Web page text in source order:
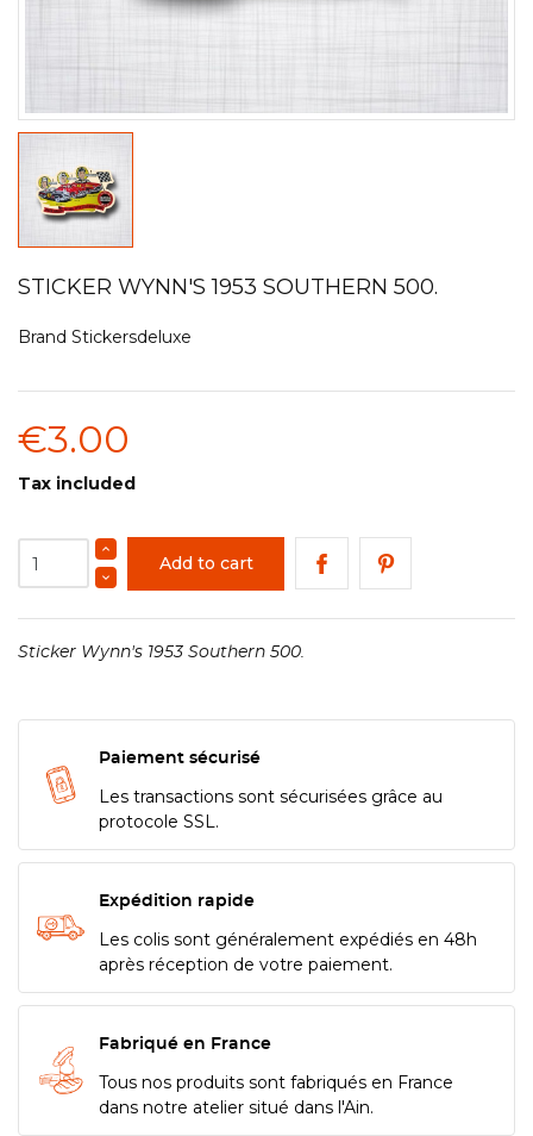
STICKER WYNN'S 1953 SOUTHERN 500.
Brand Stickersdeluxe
€3.00
Tax included
Add to cart
Sticker Wynn's 1953 Southern 500.
Paiement sécurisé
Les transactions sont sécurisées grâce au
protocole SSL.
Expédition rapide
Les colis sont généralement expédiés en 48h
après réception de votre paiement.
Fabriqué en France
Tous nos produits sont fabriqués en France
dans notre atelier situé dans l'Ain.